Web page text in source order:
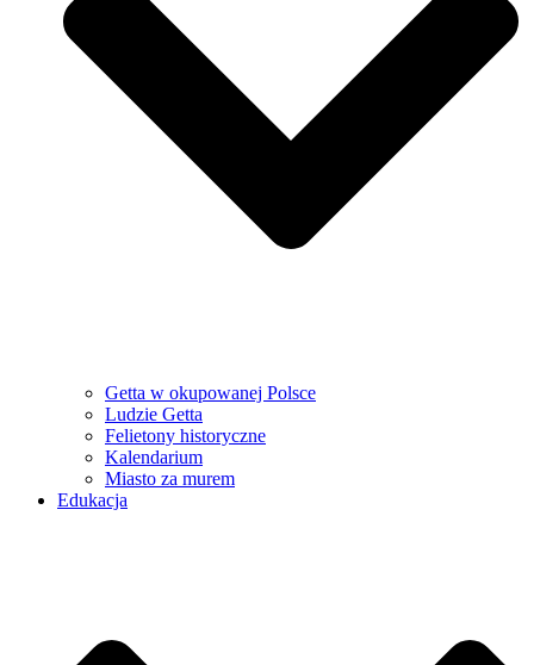
Getta w okupowanej Polsce
Ludzie Getta
Felietony historyczne
Kalendarium
Miasto za murem
Edukacja